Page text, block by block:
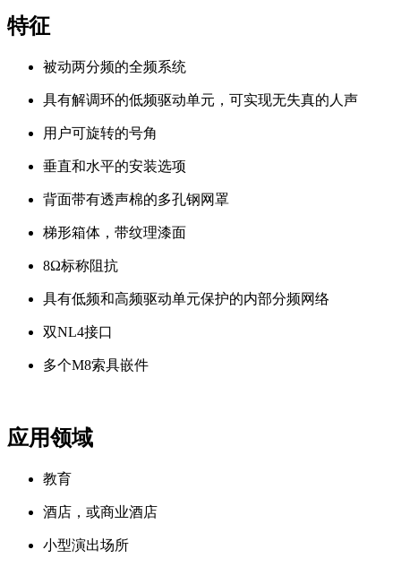
特征
被动两分频的全频系统
具有解调环的低频驱动单元，可实现无失真的人声
用户可旋转的号角
垂直和水平的安装选项
背面带有透声棉的多孔钢网罩
梯形箱体，带纹理漆面
8Ω标称阻抗
具有低频和高频驱动单元保护的内部分频网络
双NL4接口
多个M8索具嵌件
应用领域
教育
酒店，或商业酒店
小型演出场所